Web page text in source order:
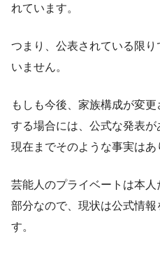
れています。
つまり、公表されている限
いません。
もしも今後、家族構成が変
する場合には、公式な発表
現在までそのような事実はあ
芸能人のプライベートは本
部分なので、現状は公式情
す。